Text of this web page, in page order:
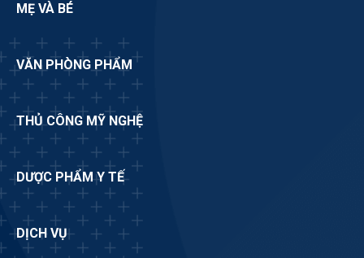
MẸ VÀ BÉ
VĂN PHÒNG PHẨM
THỦ CÔNG MỸ NGHỆ
DƯỢC PHẨM Y TẾ
DỊCH VỤ